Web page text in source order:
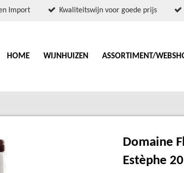
Import Kwaliteitswijn voor goede prijs
HOME WIJNHUIZEN ASSORTIMENT/
Domaine
Estèphe